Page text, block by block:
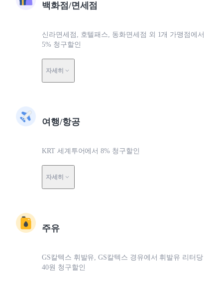
백화점/면세점
신라면세점, 호텔패스, 동화면세점 외 1개 가맹점에서
5% 청구할인
자세히
여행/항공
KRT 세계투어에서 8% 청구할인
자세히
주유
GS칼텍스 휘발유, GS칼텍스 경유에서 휘발유 리터당
40원 청구할인